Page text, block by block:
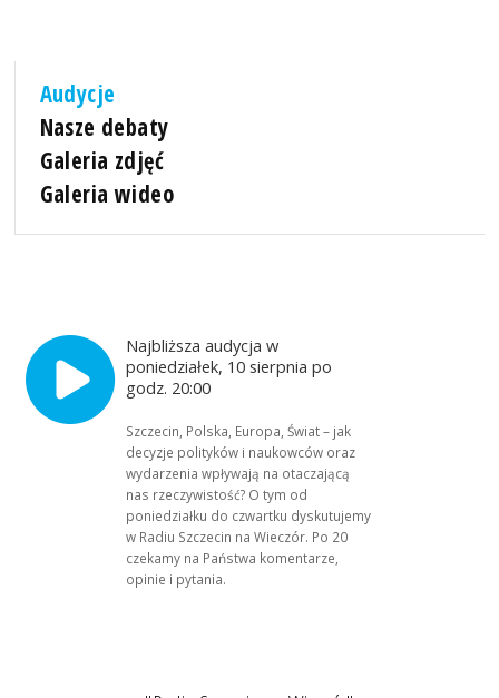
Audycje
Nasze debaty
Galeria zdjęć
Galeria wideo
Najbliższa audycja w
poniedziałek, 10 sierpnia po
godz. 20:00
Szczecin, Polska, Europa, Świat – jak
decyzje polityków i naukowców oraz
wydarzenia wpływają na otaczającą
nas rzeczywistość? O tym od
poniedziałku do czwartku dyskutujemy
w Radiu Szczecin na Wieczór. Po 20
czekamy na Państwa komentarze,
opinie i pytania.